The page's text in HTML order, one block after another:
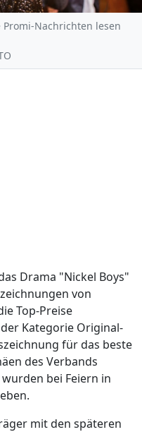
Nachrichten lesen
Drama "Nickel Boys"
von
Top-Preise
Kategorie Original-
für das beste
des Verbands
bei Feiern in
mit den späteren